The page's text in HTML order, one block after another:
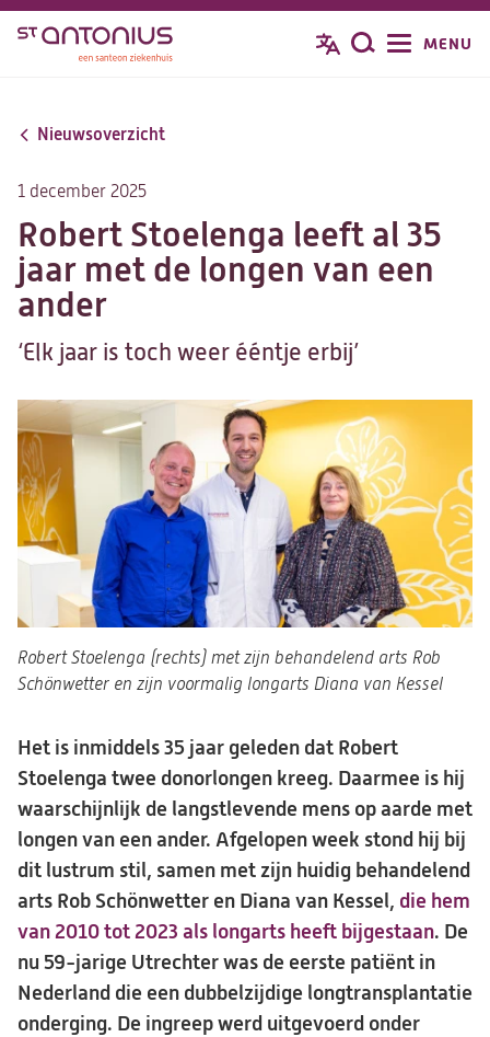
Overslaan
inhoud
Zoeken
MENU
Nieuwsoverzicht
1 december 2025
Robert Stoelenga leeft al 35
jaar met de longen van een
ander
‘Elk jaar is toch weer ééntje erbij’
Robert Stoelenga (rechts) met zijn behandelend arts Rob
Schönwetter en zijn voormalig longarts Diana van Kessel
Het is inmiddels 35 jaar geleden dat Robert
Stoelenga twee donorlongen kreeg. Daarmee is hij
waarschijnlijk de langstlevende mens op aarde met
longen van een ander. Afgelopen week stond hij bij
dit lustrum stil, samen met zijn huidig behandelend
arts Rob Schönwetter en Diana van Kessel, die hem
van 2010 tot 2023 als longarts heeft bijgestaan. De
nu 59-jarige Utrechter was de eerste patiënt in
Nederland die een dubbelzijdige longtransplantatie
onderging. De ingreep werd uitgevoerd onder